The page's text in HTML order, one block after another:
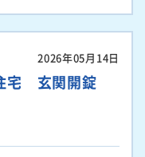
2026年05月14日
宅 玄関開錠